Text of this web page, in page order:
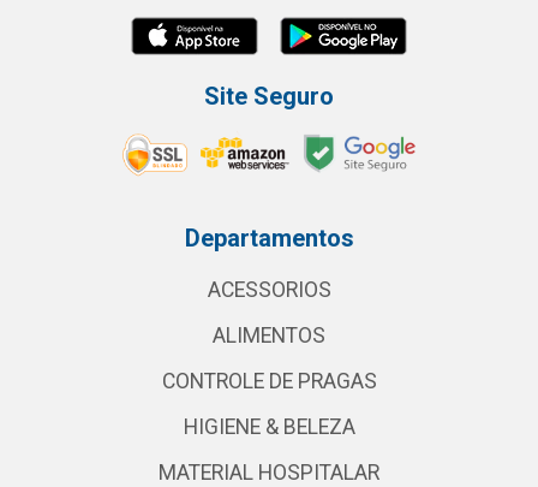
Site Seguro
Departamentos
ACESSORIOS
ALIMENTOS
CONTROLE DE PRAGAS
HIGIENE & BELEZA
MATERIAL HOSPITALAR